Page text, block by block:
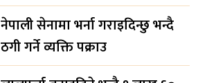
नेपाली सेनामा भर्ना गराइदिन्छु भन्दै
ठगी गर्ने व्यक्ति पक्राउ